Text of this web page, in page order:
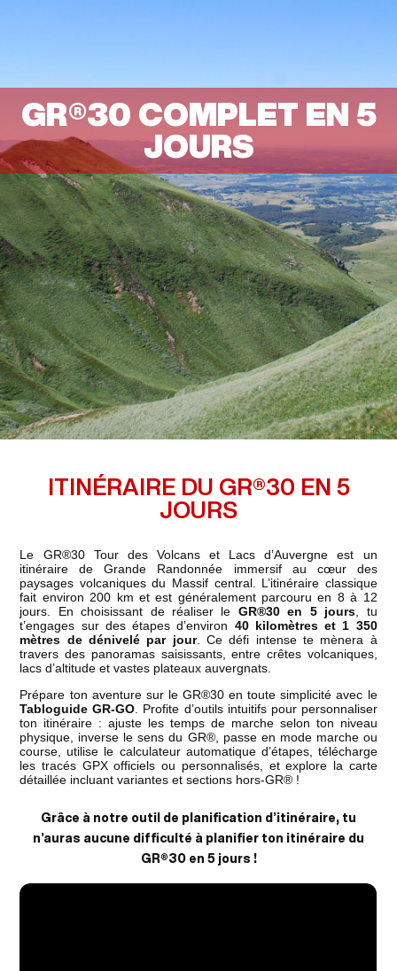
GR®30 COMPLET EN 5
JOURS
ITINÉRAIRE DU GR®30 EN 5
JOURS
Le GR®30 Tour des Volcans et Lacs d’Auvergne est un
itinéraire de Grande Randonnée immersif au cœur des
paysages volcaniques du Massif central. L’itinéraire classique
fait environ 200 km et est généralement parcouru en 8 à 12
jours. En choisissant de réaliser le GR®30 en 5 jours , tu
t’engages sur des étapes d’environ 40 kilomètres et 1 350
mètres de dénivelé par jour. Ce défi intense te mènera à
travers des panoramas saisissants, entre crêtes volcaniques,
lacs d’altitude et vastes plateaux auvergnats.
Prépare ton aventure sur le GR®30 en toute simplicité avec le
Tabloguide GR-GO . Profite d’outils intuitifs pour personnaliser
ton itinéraire : ajuste les temps de marche selon ton niveau
physique, inverse le sens du GR®, passe en mode marche ou
course, utilise le calculateur automatique d’étapes, télécharge
les tracés GPX officiels ou personnalisés, et explore la carte
détaillée incluant variantes et sections hors-GR® !
Grâce à notre outil de planification d’itinéraire, tu
n’auras aucune difficulté à planifier ton itinéraire du
GR®30 en 5 jours !